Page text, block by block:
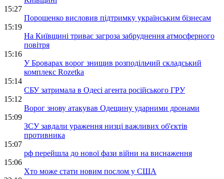
15:27
Порошенко висловив підтримку українським бізнесам
15:19
На Київщині триває загроза забруднення атмосферного
повітря
15:16
У Броварах ворог знищив розподільчий складський
комплекс Rozetka
15:14
СБУ затримала в Одесі агента російського ГРУ
15:12
Ворог знову атакував Одещину ударними дронами
15:09
ЗСУ завдали ураження низці важливих об'єктів
противника
15:07
рф перейшла до нової фази війни на виснаження
15:06
Хто може стати новим послом у США